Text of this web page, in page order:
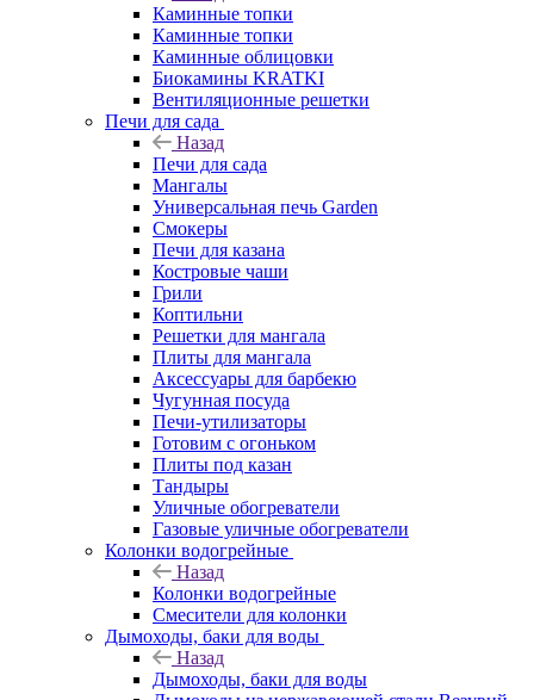
Каминные топки
Каминные топки
Каминные облицовки
Биокамины KRATKI
Вентиляционные решетки
Печи для сада
Назад
Печи для сада
Мангалы
Универсальная печь Garden
Смокеры
Печи для казана
Костровые чаши
Грили
Коптильни
Решетки для мангала
Плиты для мангала
Аксессуары для барбекю
Чугунная посуда
Печи-утилизаторы
Готовим с огоньком
Плиты под казан
Тандыры
Уличные обогреватели
Газовые уличные обогреватели
Колонки водогрейные
Назад
Колонки водогрейные
Смесители для колонки
Дымоходы, баки для воды
Назад
Дымоходы, баки для воды